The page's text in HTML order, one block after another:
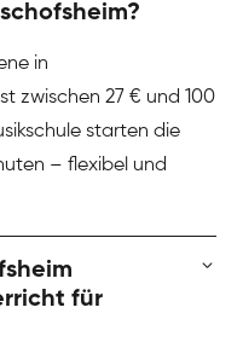
in
zwischen 27 € und 100
starten die
– flexibel und
für